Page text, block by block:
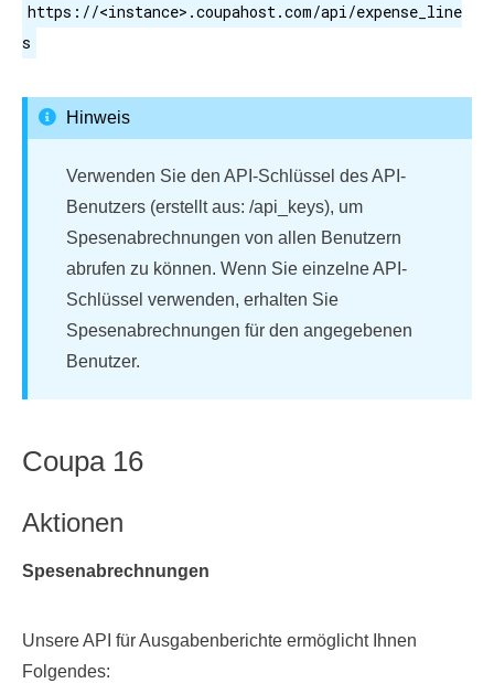
https://<instance>.coupahost.com/api/expense_line
s
Hinweis
Verwenden Sie den API-Schlüssel des API-
Benutzers (erstellt aus: /api_keys), um
Spesenabrechnungen von allen Benutzern
abrufen zu können. Wenn Sie einzelne API-
Schlüssel verwenden, erhalten Sie
Spesenabrechnungen für den angegebenen
Benutzer.
Coupa 16
Aktionen
Spesenabrechnungen
Unsere API für Ausgabenberichte ermöglicht Ihnen
Folgendes: